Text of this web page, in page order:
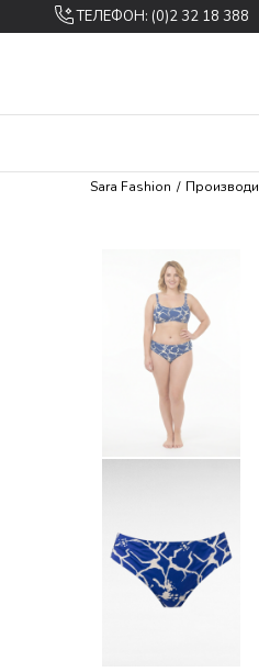
ТЕЛЕФОН: (0)2 32 18 388
Sara Fashion Производи